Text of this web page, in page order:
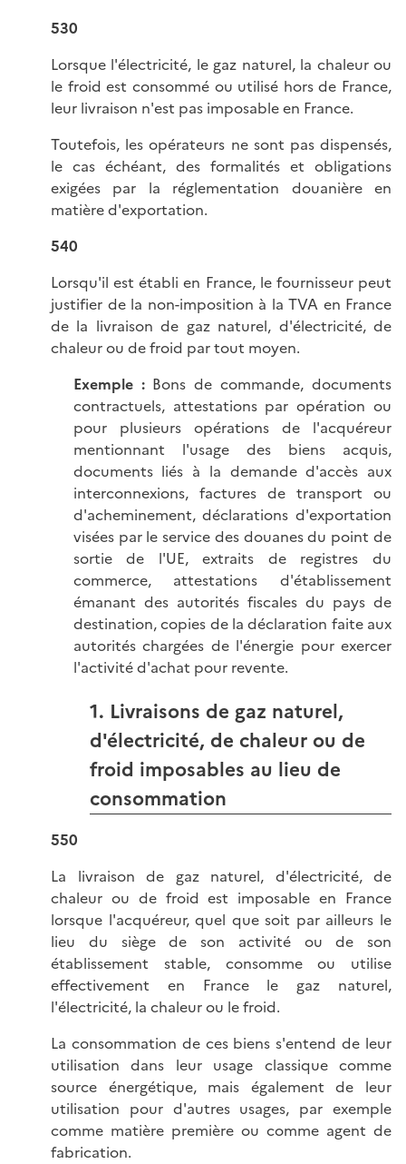
530
Lorsque l'électricité, le gaz naturel, la chaleur ou
le froid est consommé ou utilisé hors de France,
leur livraison n'est pas imposable en France.
Toutefois, les opérateurs ne sont pas dispensés,
le cas échéant, des formalités et obligations
exigées par la réglementation douanière en
matière d'exportation.
540
Lorsqu'il est établi en France, le fournisseur peut
justifier de la non-imposition à la TVA en France
de la livraison de gaz naturel, d'électricité, de
chaleur ou de froid par tout moyen.
Exemple :Bons de commande, documents
contractuels, attestations par opération ou
pour plusieurs opérations de l'acquéreur
mentionnant l'usage des biens acquis,
documents liés à la demande d'accès aux
interconnexions, factures de transport ou
d'acheminement, déclarations d'exportation
visées par le service des douanes du point de
sortie de l'UE, extraits de registres du
commerce, attestations d'établissement
émanant des autorités fiscales du pays de
destination, copies de la déclaration faite aux
autorités chargées de l'énergie pour exercer
l'activité d'achat pour revente.
1. Livraisons de gaz naturel,
d'électricité, de chaleur ou de
froid imposables au lieu de
consommation
550
La livraison de gaz naturel, d'électricité, de
chaleur ou de froid est imposable en France
lorsque l'acquéreur, quel que soit par ailleurs le
lieu du siège de son activité ou de son
établissement stable, consomme ou utilise
effectivement en France le gaz naturel,
l'électricité, la chaleur ou le froid.
La consommation de ces biens s'entend de leur
utilisation dans leur usage classique comme
source énergétique, mais également de leur
utilisation pour d'autres usages, par exemple
comme matière première ou comme agent de
fabrication.